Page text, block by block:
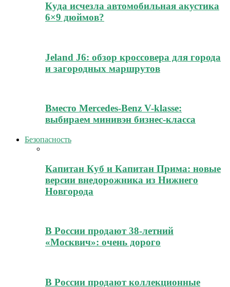
Куда исчезла автомобильная акустика
6×9 дюймов?
Jeland J6: обзор кроссовера для города
и загородных маршрутов
Вместо Mercedes-Benz V-klasse:
выбираем минивэн бизнес-класса
Безопасность
Капитан Куб и Капитан Прима: новые
версии внедорожника из Нижнего
Новгорода
В России продают 38-летний
«Москвич»: очень дорого
В России продают коллекционные